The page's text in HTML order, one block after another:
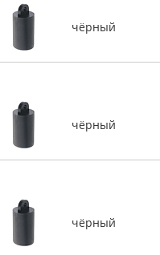
чёрный
чёрный
чёрный